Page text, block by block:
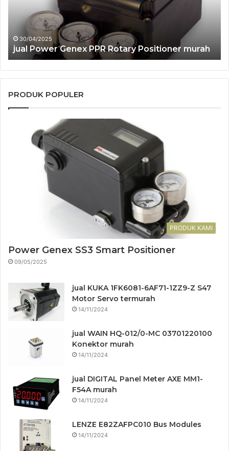
murah
30/04/2025
jual Power Genex PPR Rotary Positioner murah
PRODUK POPULER
PRODUK KAMI
Power Genex SS3 Smart Positioner
09/05/2025
jual KUKA 1FK6081-6AF71-1ZZ9-Z S47
Motor Servo termurah
14/11/2024
jual WAIN HQ-012/0-MC 03701220100
Konektor murah
14/11/2024
jual DIGITAL Panel Meter AXE MM1-
F54A murah
14/11/2024
LENZE E82ZAFPC010 Bus Modules
14/11/2024